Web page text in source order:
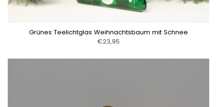
Grünes Teelichtglas Weihnachtsbaum mit Schnee
€23,95